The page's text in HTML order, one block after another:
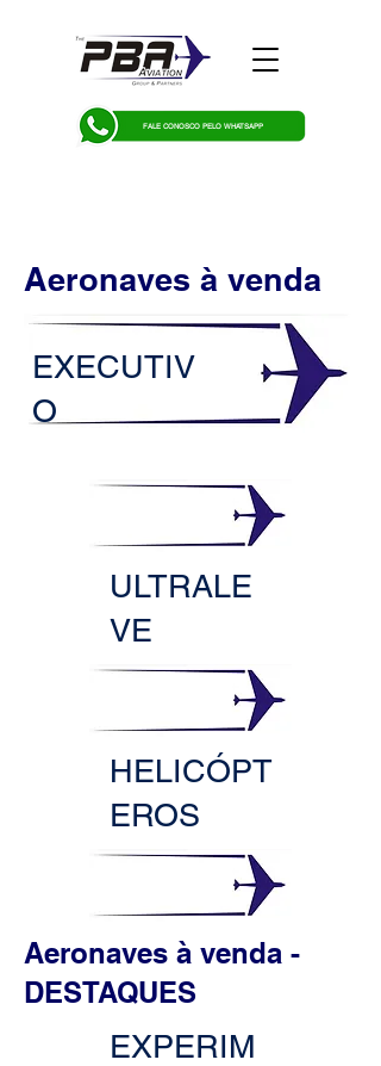
FALE CONOSCO PELO WHATSAPP
Aeronaves à venda
EXECUTIV
O
ULTRALE
VE
HELICÓPT
EROS
Aeronaves à venda -
DESTAQUES
EXPERIM